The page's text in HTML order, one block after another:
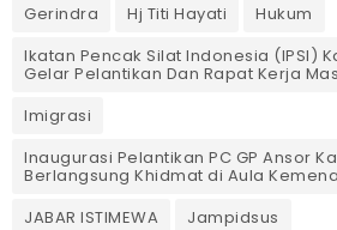
Gerindra
Hj Titi Hayati
Hukum
Ikatan Pencak Silat Indonesia (IPSI)
Gelar Pelantikan Dan Rapat Kerja
Imigrasi
Inaugurasi Pelantikan PC GP Ansor
Berlangsung Khidmat di Aula
JABAR ISTIMEWA
Jampidsus